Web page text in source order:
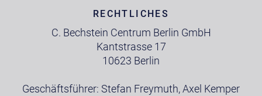
RECHTLICHES
C. Bechstein Centrum Berlin GmbH
Kantstrasse 17
10623 Berlin
Geschäftsführer: Stefan Freymuth, Axel Kemper